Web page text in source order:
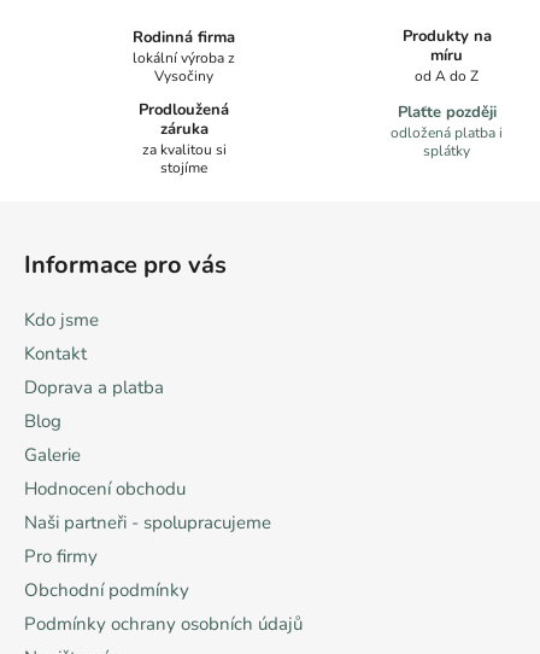
Rodinná firma
lokální výroba z
Vysočiny
Produkty na
míru
od A do Z
Prodloužená
záruka
za kvalitou si
stojíme
Plaťte později
odložená platba i
splátky
Informace pro vás
Kdo jsme
Kontakt
Doprava a platba
Blog
Galerie
Hodnocení obchodu
Naši partneři - spolupracujeme
Pro firmy
Obchodní podmínky
Podmínky ochrany osobních údajů